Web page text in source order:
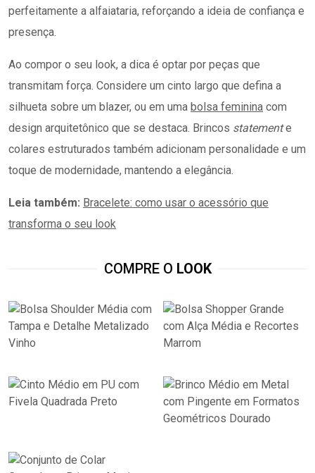
perfeitamente a alfaiataria, reforçando a ideia de confiança e
presença.
Ao compor o seu look, a dica é optar por peças que
transmitam força. Considere um cinto largo que defina a
silhueta sobre um blazer, ou em uma bolsa feminina com
design arquitetônico que se destaca. Brincos statemente
colares estruturados também adicionam personalidade e um
toque de modernidade, mantendo a elegância.
Leia também: Bracelete: como usar o acessório que
transforma o seu look
COMPRE O LOOK